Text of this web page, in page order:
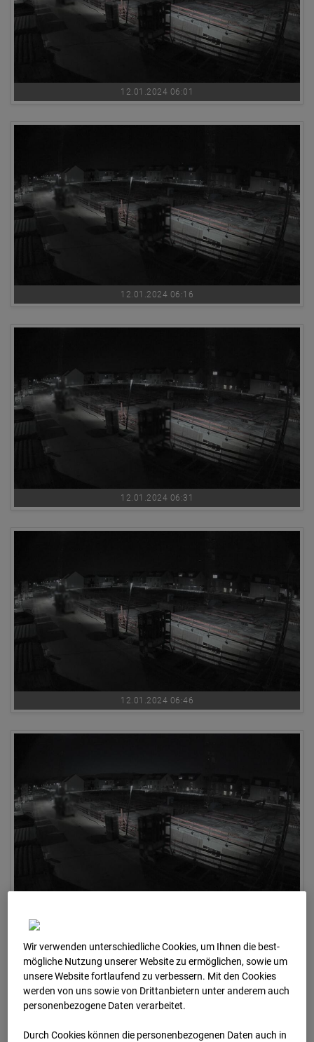
12.01.2024 06:01
12.01.2024 06:16
12.01.2024 06:31
12.01.2024 06:46
Wir verwenden unterschiedliche Cookies, um Ihnen die best­
mögliche Nutzung unserer Website zu ermöglichen, sowie um
unsere Website fortlaufend zu verbessern. Mit den Cookies
werden von uns sowie von Drittanbietern unter anderem auch
personenbezogene Daten verarbeitet.
Durch Cookies können die personenbezogenen Daten auch in